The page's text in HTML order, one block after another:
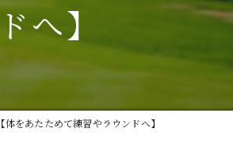
へ】
体をあたためて練習やラウンドへ】